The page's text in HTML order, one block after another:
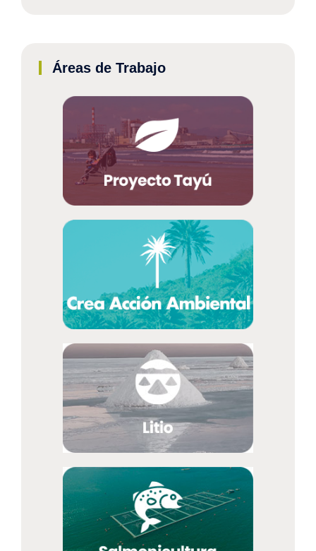
Áreas de Trabajo